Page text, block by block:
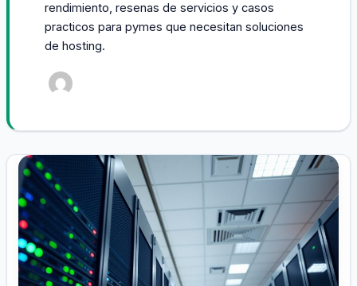
rendimiento, resenas de servicios y casos
practicos para pymes que necesitan soluciones
de hosting.